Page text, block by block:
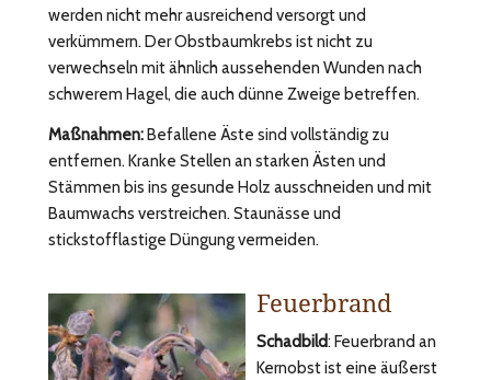
werden nicht mehr ausreichend versorgt und
verkümmern. Der Obstbaumkrebs ist nicht zu
verwechseln mit ähnlich aussehenden Wunden nach
schwerem Hagel, die auch dünne Zweige betreffen.
Maßnahmen:Befallene Äste sind vollständig zu
entfernen. Kranke Stellen an starken Ästen und
Stämmen bis ins gesunde Holz ausschneiden und mit
Baumwachs verstreichen. Staunässe und
stickstofflastige Düngung vermeiden.
Feuerbrand
Schadbild: Feuerbrand an
Kernobst ist eine äußerst